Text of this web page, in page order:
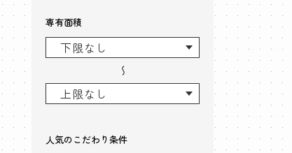
専有面積
〜
人気のこだわり条件